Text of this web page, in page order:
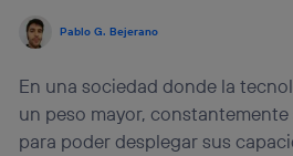
Pablo G. Bejerano
En una sociedad donde la
un peso mayor,
para poder desplegar sus